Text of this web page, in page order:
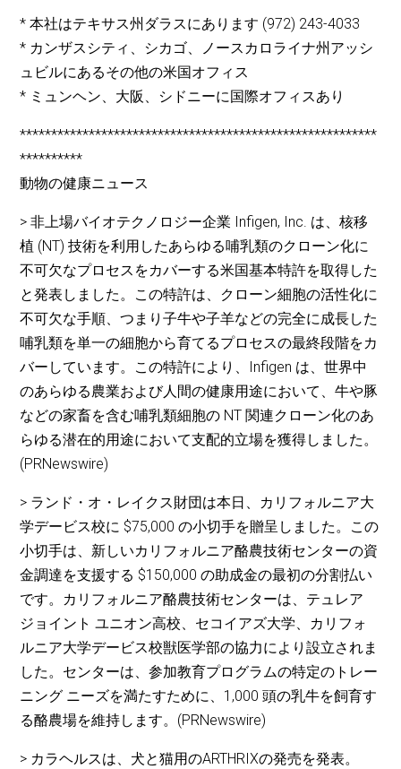
* 本社はテキサス州ダラスにあります (972) 243-4033
* カンザスシティ、シカゴ、ノースカロライナ州アッシ
ュビルにあるその他の米国オフィス
* ミュンヘン、大阪、シドニーに国際オフィスあり
*********************************************************
**********
動物の健康ニュース
> 非上場バイオテクノロジー企業 Infigen, Inc. は、核移
植 (NT) 技術を利用したあらゆる哺乳類のクローン化に
不可欠なプロセスをカバーする米国基本特許を取得した
と発表しました。この特許は、クローン細胞の活性化に
不可欠な手順、つまり子牛や子羊などの完全に成長した
哺乳類を単一の細胞から育てるプロセスの最終段階をカ
バーしています。この特許により、Infigen は、世界中
のあらゆる農業および人間の健康用途において、牛や豚
などの家畜を含む哺乳類細胞の NT 関連クローン化のあ
らゆる潜在的用途において支配的立場を獲得しました。
(PRNewswire)
> ランド・オ・レイクス財団は本日、カリフォルニア大
学デービス校に $75,000 の小切手を贈呈しました。この
小切手は、新しいカリフォルニア酪農技術センターの資
金調達を支援する $150,000 の助成金の最初の分割払い
です。カリフォルニア酪農技術センターは、テュレア
ジョイント ユニオン高校、セコイアズ大学、カリフォ
ルニア大学デービス校獣医学部の協力により設立されま
した。センターは、参加教育プログラムの特定のトレー
ニング ニーズを満たすために、1,000 頭の乳牛を飼育す
る酪農場を維持します。(PRNewswire)
> カラヘルスは、犬と猫用のARTHRIXの発売を発表。